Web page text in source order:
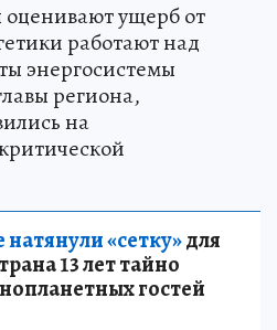
ущерб от
работают над
энергосистемы
региона,
на
«сетку»для
13 лет тайно
гостей